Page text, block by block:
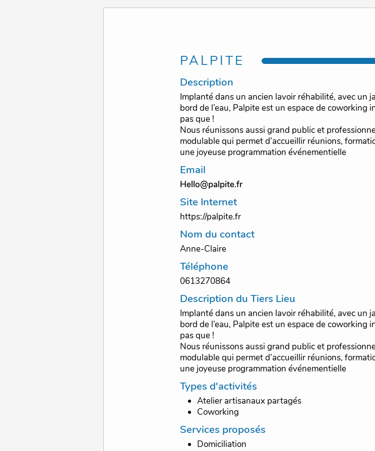
PALPITE
Description
Implanté dans un ancien lavoir réhabilité, avec un
bord de l’eau, Palpite est un espace de coworking
pas que !
Nous réunissons aussi grand public et
modulable qui permet d’accueillir réunions,
une joyeuse programmation événementielle
Email
Hello@palpite.fr
Site Internet
https://palpite.fr
Nom du contact
Anne-Claire
Téléphone
0613270864
Description du Tiers Lieu
Implanté dans un ancien lavoir réhabilité, avec un
bord de l’eau, Palpite est un espace de coworking
pas que !
Nous réunissons aussi grand public et
modulable qui permet d’accueillir réunions,
une joyeuse programmation événementielle
Types d'activités
Atelier artisanaux partagés
Coworking
Services proposés
Domiciliation